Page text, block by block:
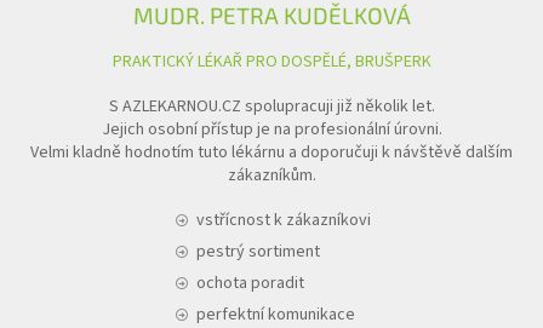
MUDR. PETRA KUDĚLKOVÁ
PRAKTICKÝ LÉKAŘ PRO DOSPĚLÉ, BRUŠPERK
S AZLEKARNOU.CZ spolupracuji již několik let.
Jejich osobní přístup je na profesionální úrovni.
Velmi kladně hodnotím tuto lékárnu a doporučuji k návštěvě dalším
zákazníkům.
vstřícnost k zákazníkovi
pestrý sortiment
ochota poradit
perfektní komunikace